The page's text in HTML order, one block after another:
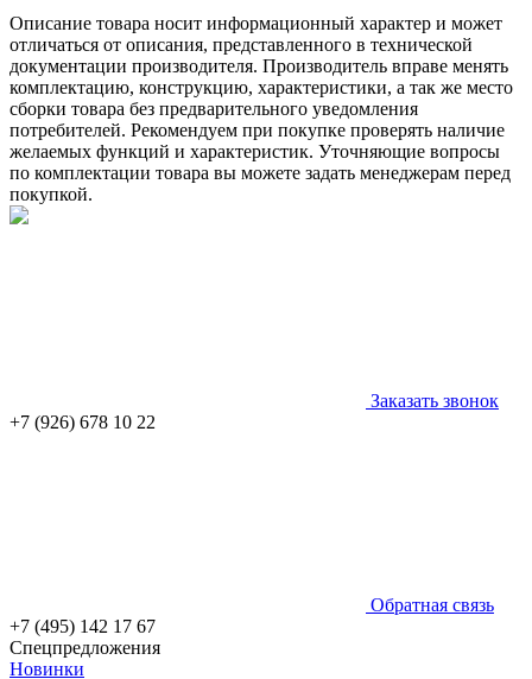
Описание товара носит информационный характер и может
отличаться от описания, представленного в технической
документации производителя. Производитель вправе менять
комплектацию, конструкцию, характеристики, а так же место
сборки товара без предварительного уведомления
потребителей. Рекомендуем при покупке проверять наличие
желаемых функций и характеристик. Уточняющие вопросы
по комплектации товара вы можете задать менеджерам перед
покупкой.
Заказать звонок
+7 (926) 678 10 22
Обратная связь
+7 (495) 142 17 67
Спецпредложения
Новинки